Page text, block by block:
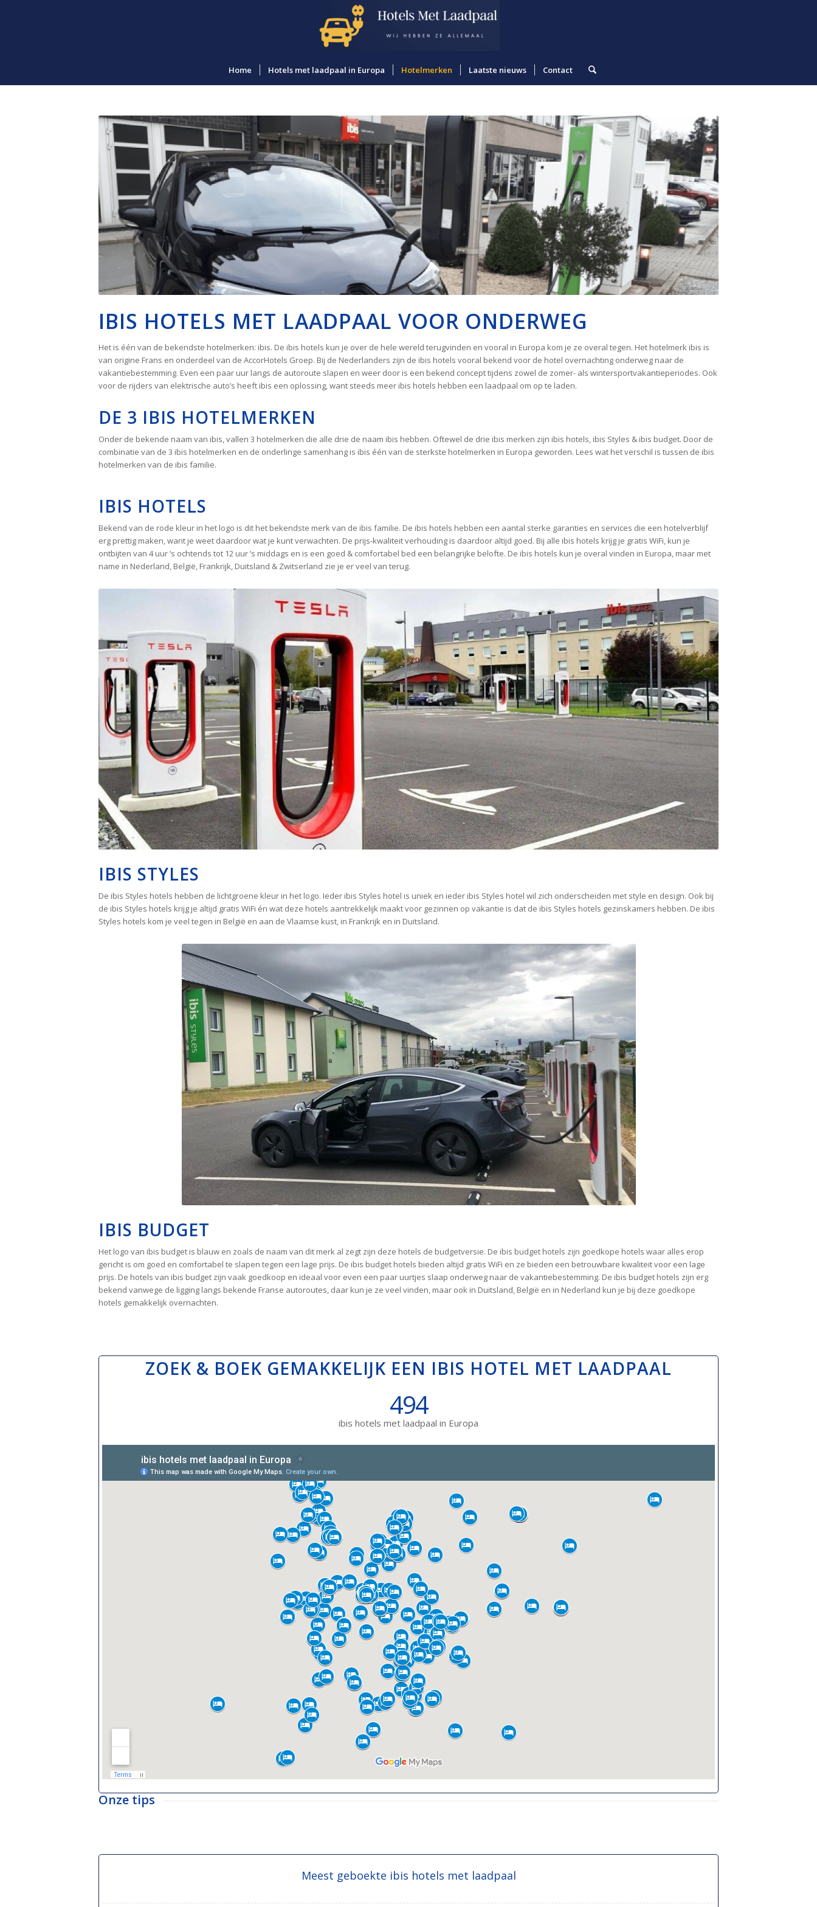
Home Hotels met laadpaal in Europa Hotelmerken Laatste nieuws Contact
IBIS HOTELS MET LAADPAAL VOOR ONDERWEG
Het is één van de bekendste hotelmerken: ibis. De ibis hotels kun je over de hele wereld terugvinden en vooral in Europa kom je ze overal tegen. Het hotelmerk ibis is
van origine Frans en onderdeel van de AccorHotels Groep. Bij de Nederlanders zijn de ibis hotels vooral bekend voor de hotel overnachting onderweg naar de
vakantiebestemming. Even een paar uur langs de autoroute slapen en weer door is een bekend concept tijdens zowel de zomer- als wintersportvakantieperiodes. Ook
voor de rijders van elektrische auto’s heeft ibis een oplossing, want steeds meer ibis hotels hebben een laadpaal om op te laden.
DE 3 IBIS HOTELMERKEN
Onder de bekende naam van ibis, vallen 3 hotelmerken die alle drie de naam ibis hebben. Oftewel de drie ibis merken zijn ibis hotels, ibis Styles & ibis budget. Door de
combinatie van de 3 ibis hotelmerken en de onderlinge samenhang is ibis één van de sterkste hotelmerken in Europa geworden. Lees wat het verschil is tussen de ibis
hotelmerken van de ibis familie.
IBIS HOTELS
Bekend van de rode kleur in het logo is dit het bekendste merk van de ibis familie. De ibis hotels hebben een aantal sterke garanties en services die een hotelverblijf
erg prettig maken, want je weet daardoor wat je kunt verwachten. De prijs-kwaliteit verhouding is daardoor altijd goed. Bij alle ibis hotels krijg je gratis WiFi, kun je
ontbijten van 4 uur ’s ochtends tot 12 uur ’s middags en is een goed & comfortabel bed een belangrijke belofte. De ibis hotels kun je overal vinden in Europa, maar met
name in Nederland, België, Frankrijk, Duitsland & Zwitserland zie je er veel van terug.
IBIS STYLES
De ibis Styles hotels hebben de lichtgroene kleur in het logo. Ieder ibis Styles hotel is uniek en ieder ibis Styles hotel wil zich onderscheiden met style en design. Ook bij
de ibis Styles hotels krijg je altijd gratis WiFi én wat deze hotels aantrekkelijk maakt voor gezinnen op vakantie is dat de ibis Styles hotels gezinskamers hebben. De ibis
Styles hotels kom je veel tegen in België en aan de Vlaamse kust, in Frankrijk en in Duitsland.
IBIS BUDGET
Het logo van ibis budget is blauw en zoals de naam van dit merk al zegt zijn deze hotels de budgetversie. De ibis budget hotels zijn goedkope hotels waar alles erop
gericht is om goed en comfortabel te slapen tegen een lage prijs. De ibis budget hotels bieden altijd gratis WiFi en ze bieden een betrouwbare kwaliteit voor een lage
prijs. De hotels van ibis budget zijn vaak goedkoop en ideaal voor even een paar uurtjes slaap onderweg naar de vakantiebestemming. De ibis budget hotels zijn erg
bekend vanwege de ligging langs bekende Franse autoroutes, daar kun je ze veel vinden, maar ook in Duitsland, België en in Nederland kun je bij deze goedkope
hotels gemakkelijk overnachten.
ZOEK & BOEK GEMAKKELIJK EEN IBIS HOTEL MET LAADPAAL
494
ibis hotels met laadpaal in Europa
Onze tips
Meest geboekte ibis hotels met laadpaal